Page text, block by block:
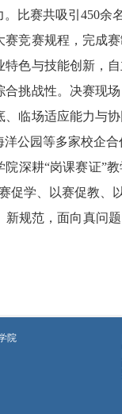
比赛共吸引450余
赛竞赛规程，完成
特色与技能创新，
合挑战性。决赛现
、临场适应能力与
公园等多家校企
院深耕“岗课赛证”
促学、以赛促教、
新规范，面向真问
院